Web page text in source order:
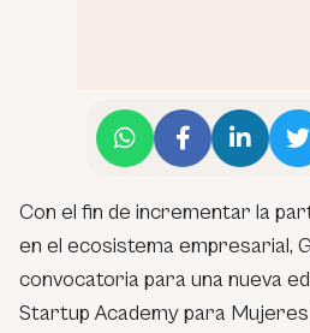
Con el fin de incrementar la
en el ecosistema empresarial,
convocatoria para una nueva
Startup Academy para